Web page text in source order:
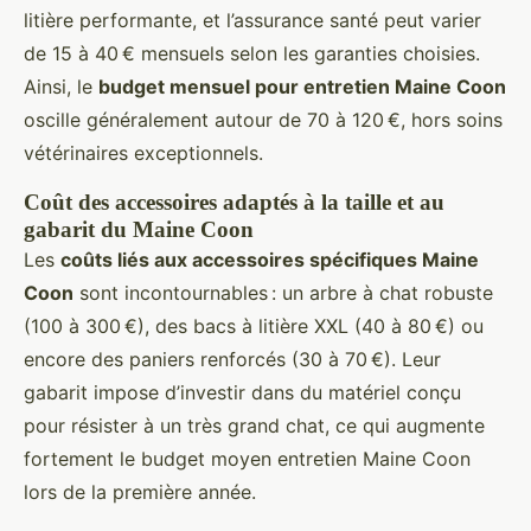
litière performante, et l’assurance santé peut varier
de 15 à 40 € mensuels selon les garanties choisies.
Ainsi, le budget mensuel pour entretien Maine Coon
oscille généralement autour de 70 à 120 €, hors soins
vétérinaires exceptionnels.
Coût des accessoires adaptés à la taille et au
gabarit du Maine Coon
Les coûts liés aux accessoires spécifiques Maine
Coon sont incontournables : un arbre à chat robuste
(100 à 300 €), des bacs à litière XXL (40 à 80 €) ou
encore des paniers renforcés (30 à 70 €). Leur
gabarit impose d’investir dans du matériel conçu
pour résister à un très grand chat, ce qui augmente
fortement le budget moyen entretien Maine Coon
lors de la première année.